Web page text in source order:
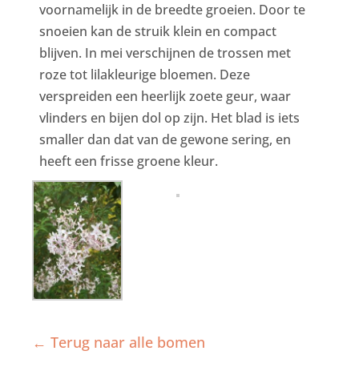
voornamelijk in de breedte groeien. Door te
snoeien kan de struik klein en compact
blijven. In mei verschijnen de trossen met
roze tot lilakleurige bloemen. Deze
verspreiden een heerlijk zoete geur, waar
vlinders en bijen dol op zijn. Het blad is iets
smaller dan dat van de gewone sering, en
heeft een frisse groene kleur.
← Terug naar alle bomen